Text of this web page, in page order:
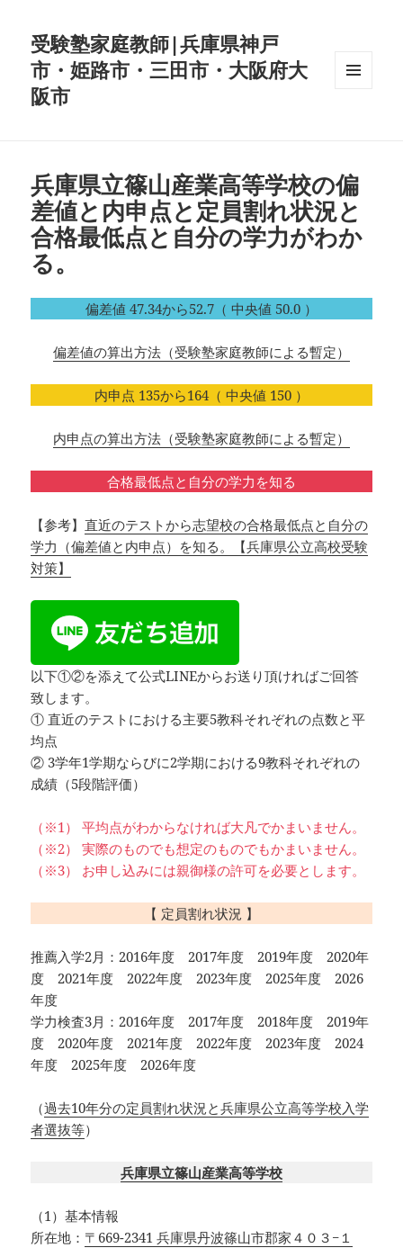
受験塾家庭教師|兵庫県神戸
市・姫路市・三田市・大阪府大
阪市
兵庫県立篠山産業高等学校の偏
差値と内申点と定員割れ状況と
合格最低点と自分の学力がわか
る。
偏差値 47.34から52.7（ 中央値 50.0 ）
偏差値の算出方法（受験塾家庭教師による暫定）
内申点 135から164（ 中央値 150 ）
内申点の算出方法（受験塾家庭教師による暫定）
合格最低点と自分の学力を知る
【参考】直近のテストから志望校の合格最低点と自分の
学力（偏差値と内申点）を知る。【兵庫県公立高校受験
対策】
以下①②を添えて公式LINEからお送り頂ければご回答
致します。
① 直近のテストにおける主要5教科それぞれの点数と平
均点
② 3学年1学期ならびに2学期における9教科それぞれの
成績（5段階評価）
（※1） 平均点がわからなければ大凡でかまいません。
（※2） 実際のものでも想定のものでもかまいません。
（※3） お申し込みには親御様の許可を必要とします。
【 定員割れ状況 】
推薦入学2月：2016年度 2017年度 2019年度 2020年
度 2021年度 2022年度 2023年度 2025年度 2026
年度
学力検査3月：2016年度 2017年度 2018年度 2019年
度 2020年度 2021年度 2022年度 2023年度 2024
年度 2025年度 2026年度
（過去10年分の定員割れ状況と兵庫県公立高等学校入学
者選抜等）
兵庫県立篠山産業高等学校
（1）基本情報
所在地： 〒669-2341 兵庫県丹波篠山市郡家４０３−１